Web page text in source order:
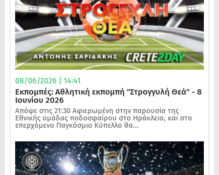
08/06/2026 | 14:41
Εκπομπές: Αθλητική εκπομπή "Στρογγυλή Θεά" - 8
Ιουνίου 2026
Απόψε στις 21:30 Αφιερωμένη στην παρουσία της
Εθνικής ομάδας ποδοσφαίρου στο Ηράκλειο, και στο
επερχόμενο Παγκόσμιο Κύπελλο θα...